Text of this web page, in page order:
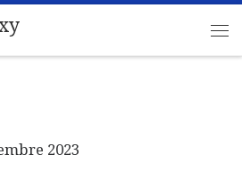
2023